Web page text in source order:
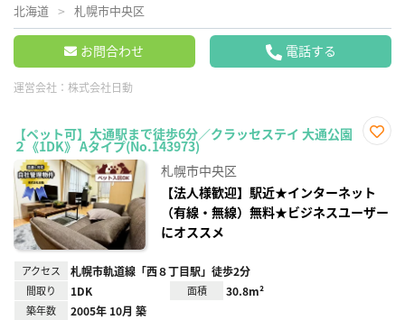
北海道 札幌市中央区
お問合わせ 電話する
運営会社： 株式会社日動
【ペット可】大通駅まで徒歩6分／クラッセステイ 大通公園
２《1DK》 Aタイプ(No.143973)
録
札幌市中央区
【法人様歓迎】駅近★インターネット
（有線・無線）無料★ビジネスユーザー
にオススメ
アクセス 札幌市軌道線「西８丁目駅」徒歩2分
間取り 1DK 面積 30.8m²
築年数 2005年 10月 築